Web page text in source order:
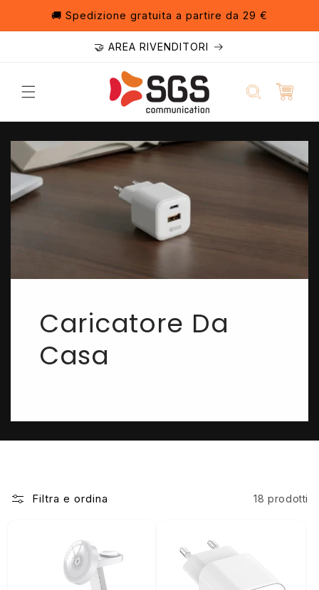
direttamente
ai contenuti
🚚 Spedizione gratuita a partire da 29 €
🤝 AREA RIVENDITORI
Caricatore Da
Casa
Filtra e ordina 18 prodotti